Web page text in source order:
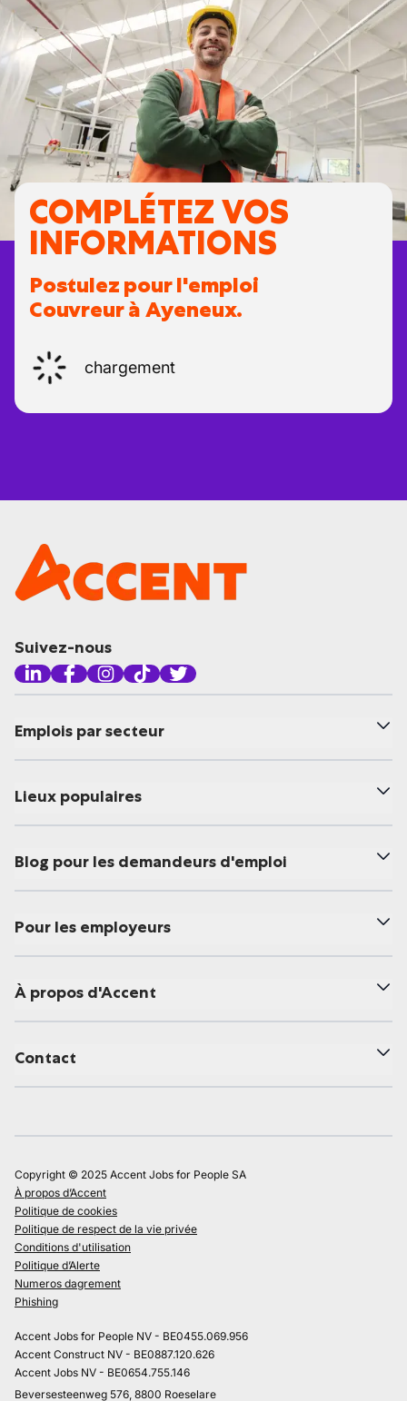
COMPLÉTEZ VOS
INFORMATIONS
Postulez pour l'emploi
Couvreur à Ayeneux.
chargement
Suivez-nous
Emplois par secteur
Lieux populaires
Blog pour les demandeurs d'emploi
Pour les employeurs
À propos d'Accent
Contact
Copyright © 2025 Accent Jobs for People SA
À propos d’Accent
Politique de cookies
Politique de respect de la vie privée
Conditions d'utilisation
Politique d’Alerte
Numeros dagrement
Phishing
Accent Jobs for People NV - BE0455.069.956
Accent Construct NV - BE0887.120.626
Accent Jobs NV - BE0654.755.146
Beversesteenweg 576, 8800 Roeselare